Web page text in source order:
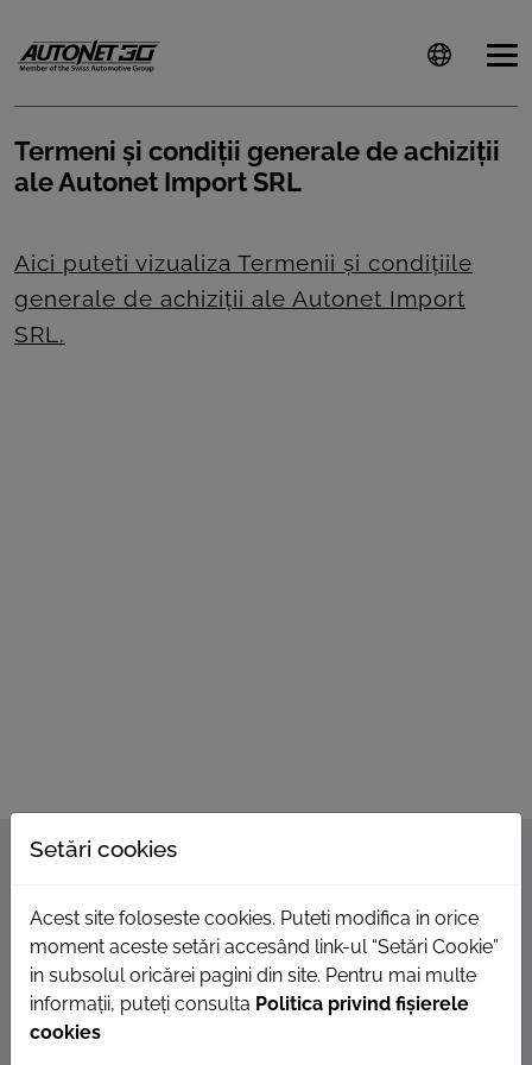
CLIENTI
CARIERE
Termeni şi condiţii generale de achiziţii
ale Autonet Import SRL
Aici puteti vizualiza Termenii şi condiţiile
generale de achiziţii ale Autonet Import
SRL.
Setări cookies
Acest site foloseste cookies. Puteti modifica in orice
moment aceste setări accesând link-ul “Setări Cookie”
in subsolul oricărei pagini din site. Pentru mai multe
informații, puteți consulta Politica privind fișierele
cookies